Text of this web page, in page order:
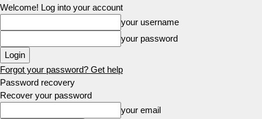
Welcome! Log into your account
your username
your password
Forgot your password? Get help
Password recovery
Recover your password
your email